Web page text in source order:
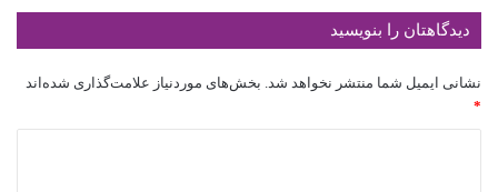
دیدگاهتان را بنویسید
نشانی ایمیل شما منتشر نخواهد شد. بخش‌های موردنیاز علامت‌گذاری شده‌اند
*